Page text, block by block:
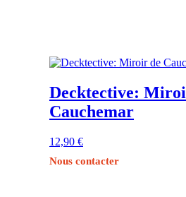
Decktective:
Cauchemar
12,90 €
Nous contacter